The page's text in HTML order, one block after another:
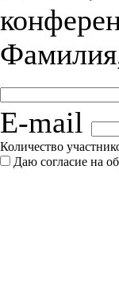
E-mail
Количество
Даю согласие на